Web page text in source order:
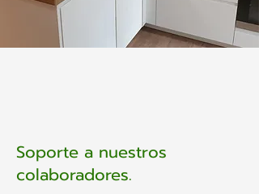
Soporte a nuestros
colaboradores.